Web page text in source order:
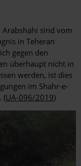
sind vom
in Teheran
gegen den
überhaupt nicht in
werden, ist dies
im Shahr-e-
(UA-096/2019)